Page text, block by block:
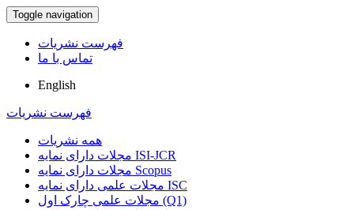
Toggle navigation
فهرست نشریات
تماس با ما
English
فهرست نشریات
همه نشریات
مجلات دارای نمایه ISI-JCR
مجلات دارای نمایه Scopus
مجلات علمی دارای نمایه ISC
مجلات علمی چارک اول (Q1)